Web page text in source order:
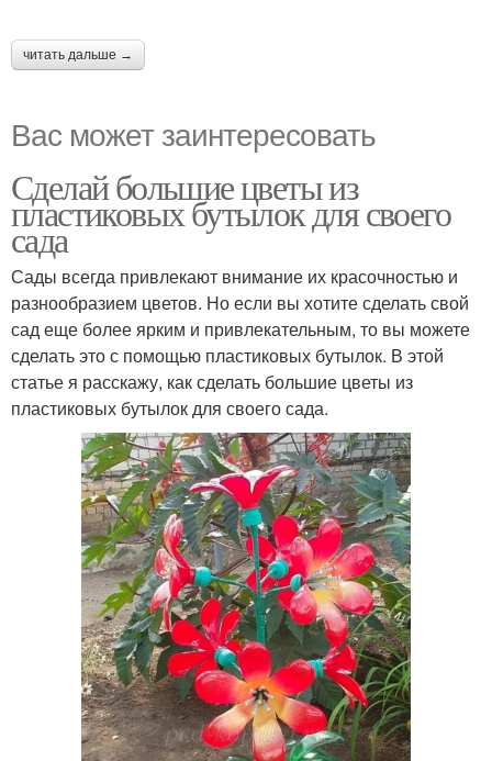
читать дальше →
Вас может заинтересовать
Сделай большие цветы из
пластиковых бутылок для своего
сада
Сады всегда привлекают внимание их красочностью и
разнообразием цветов. Но если вы хотите сделать свой
сад еще более ярким и привлекательным, то вы можете
сделать это с помощью пластиковых бутылок. В этой
статье я расскажу, как сделать большие цветы из
пластиковых бутылок для своего сада.